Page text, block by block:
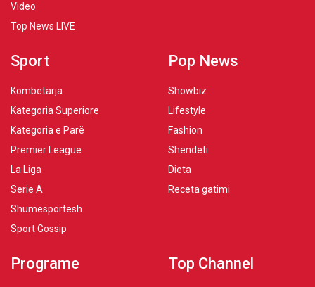
Video
Top News LIVE
Sport
Kombëtarja
Kategoria Superiore
Kategoria e Parë
Premier League
La Liga
Serie A
Shumësportësh
Sport Gossip
Pop News
Showbiz
Lifestyle
Fashion
Shëndeti
Dieta
Receta gatimi
Programe Top Channel